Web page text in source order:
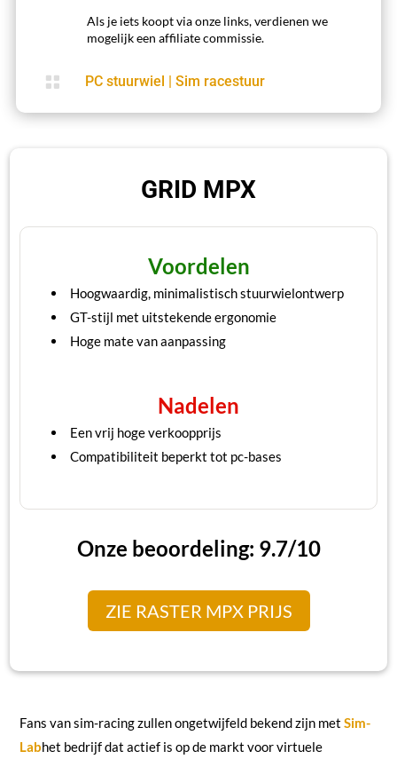
Als je iets koopt via onze links, verdienen we
mogelijk een affiliate commissie.
 PC stuurwiel | Sim racestuur
GRID MPX
Voordelen
Hoogwaardig, minimalistisch stuurwielontwerp
GT-stijl met uitstekende ergonomie
Hoge mate van aanpassing
Nadelen
Een vrij hoge verkoopprijs
Compatibiliteit beperkt tot pc-bases
Onze beoordeling: 9.7/10
ZIE RASTER MPX PRIJS
Fans van sim-racing zullen ongetwijfeld bekend zijn met Sim-
Labhet bedrijf dat actief is op de markt voor virtuele